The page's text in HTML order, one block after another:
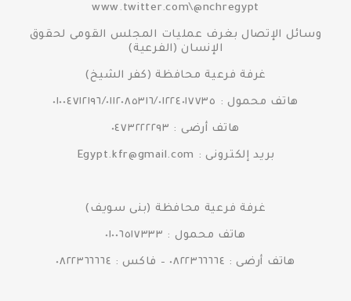
www.twitter.com\@nchregypt
وسائل الإتصال بغرف عمليات المجلس القومى لحقوق
الإنسان (الفرعية)
غرفة فرعية محافظة (كفر الشيخ)
هاتف محمول : ٠١٠٠٤٧١٢١٩٦/٠١١٢٠٨٥٣١٦/٠١٢٢٤٠١٧٧٣٥
هاتف أرضى : ٠٤٧٣٢٢٢٢٩٣
بريد إلكترونى : Egypt.kfr@gmail.com
غرفة فرعية محافظة (بنى سويف)
هاتف محمول : ٠١٠٠٦٥١٧٣٣٣
هاتف أرضى : ٠٨٢٢٣٦٦٦٦٤ – فاكس : ٠٨٢٢٣٦٦٦٦٤